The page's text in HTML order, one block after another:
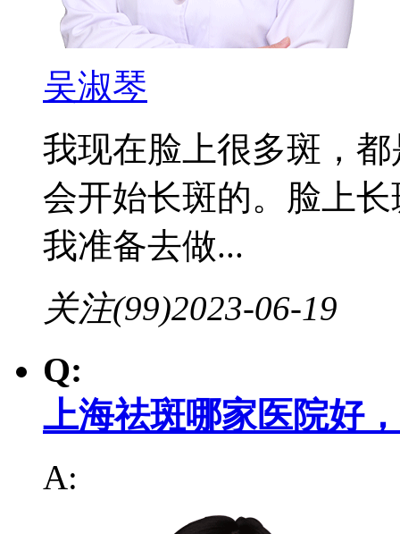
吴淑琴
我现在脸上很多斑，
会开始长斑的。脸上
我准备去做...
关注(99)2023-06-19
Q:
上海祛斑哪家医院好
A: